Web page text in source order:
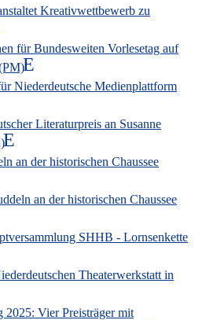
Kreativwettbewerb zu
für Bundesweiten Vorlesetag auf
Niederdeutsche Medienplattform
Literaturpreis an Susanne
an der historischen Chaussee
an der historischen Chaussee
SHHB - Lornsenkette
Theaterwerkstatt in
2025: Vier Preisträger mit